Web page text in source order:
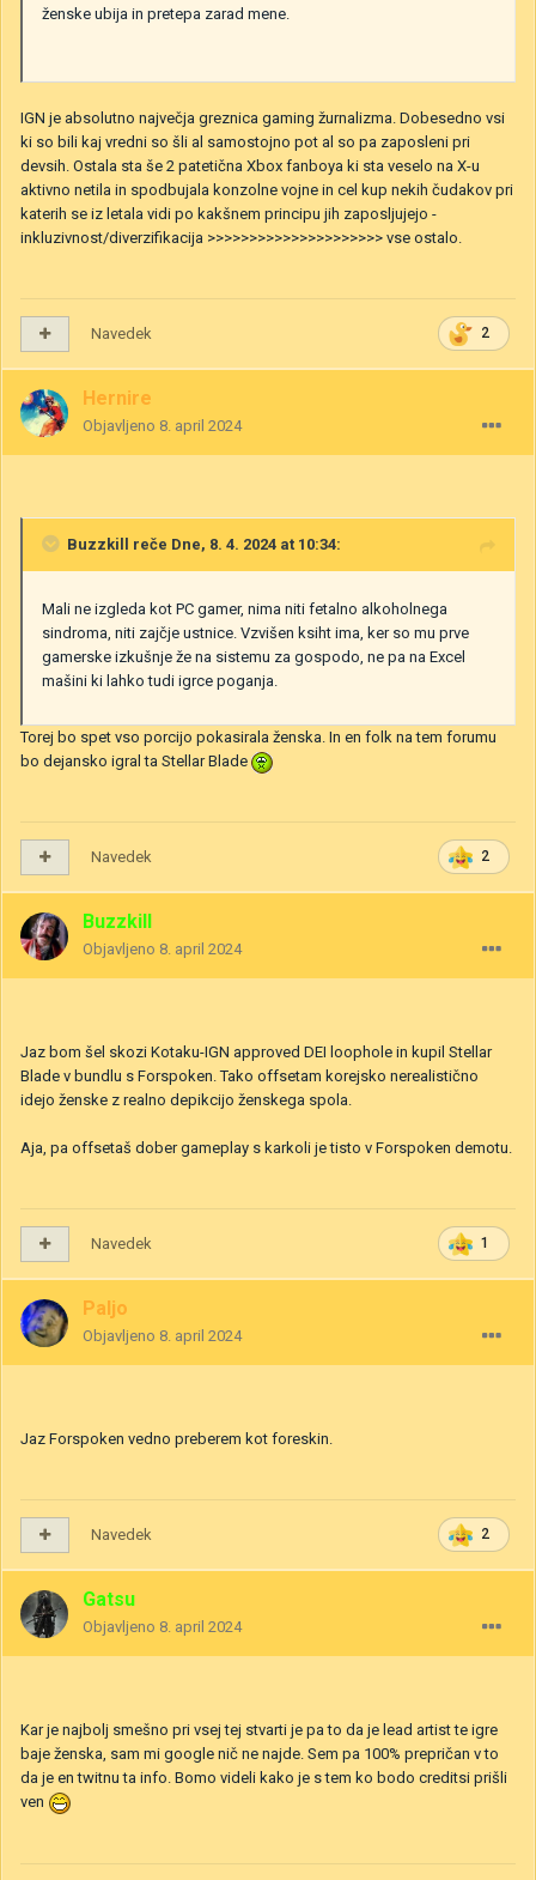
ženske ubija in pretepa zarad mene.
IGN je absolutno največja greznica gaming žurnalizma. Dobesedno vsi
ki so bili kaj vredni so šli al samostojno pot al so pa zaposleni pri
devsih. Ostala sta še 2 patetična Xbox fanboya ki sta veselo na X-u
aktivno netila in spodbujala konzolne vojne in cel kup nekih čudakov pri
katerih se iz letala vidi po kakšnem principu jih zaposljujejo -
inkluzivnost/diverzifikacija >>>>>>>>>>>>>>>>>>>>> vse ostalo.
2
Navedek
Hernire
Objavljeno 8. april 2024
Buzzkill reče Dne, 8. 4. 2024 at 10:34:
Mali ne izgleda kot PC gamer, nima niti fetalno alkoholnega
sindroma, niti zajčje ustnice. Vzvišen ksiht ima, ker so mu prve
gamerske izkušnje že na sistemu za gospodo, ne pa na Excel
mašini ki lahko tudi igrce poganja.
Torej bo spet vso porcijo pokasirala ženska. In en folk na tem forumu
bo dejansko igral ta Stellar Blade
2
Navedek
Buzzkill
Objavljeno 8. april 2024
Jaz bom šel skozi Kotaku-IGN approved DEI loophole in kupil Stellar
Blade v bundlu s Forspoken. Tako offsetam korejsko nerealistično
idejo ženske z realno depikcijo ženskega spola.
Aja, pa offsetaš dober gameplay s karkoli je tisto v Forspoken demotu.
1
Navedek
Paljo
Objavljeno 8. april 2024
Jaz Forspoken vedno preberem kot foreskin.
2
Navedek
Gatsu
Objavljeno 8. april 2024
Kar je najbolj smešno pri vsej tej stvarti je pa to da je lead artist te igre
baje ženska, sam mi google nič ne najde. Sem pa 100% prepričan v to
da je en twitnu ta info. Bomo videli kako je s tem ko bodo creditsi prišli
ven